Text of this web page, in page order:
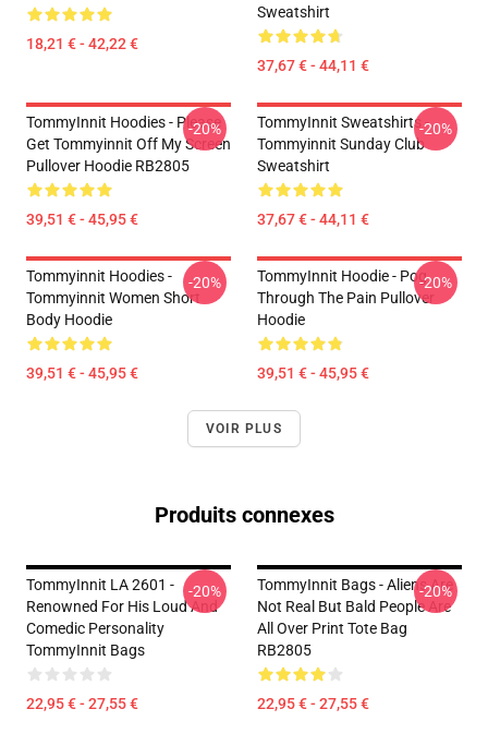
18,21 € - 42,22 €
Sweatshirt
37,67 € - 44,11 €
TommyInnit Hoodies - Please
Get Tommyinnit Off My Screen
Pullover Hoodie RB2805
39,51 € - 45,95 €
-20%
TommyInnit Sweatshirts -
Tommyinnit Sunday Club
Sweatshirt
37,67 € - 44,11 €
-20%
Tommyinnit Hoodies -
Tommyinnit Women Short
Body Hoodie
39,51 € - 45,95 €
-20%
TommyInnit Hoodie - Pog
Through The Pain Pullover
Hoodie
39,51 € - 45,95 €
-20%
VOIR PLUS
Produits connexes
TommyInnit LA 2601 -
Renowned For His Loud And
Comedic Personality
TommyInnit Bags
22,95 € - 27,55 €
-20%
TommyInnit Bags - Aliens Are
Not Real But Bald People Are
All Over Print Tote Bag
RB2805
22,95 € - 27,55 €
-20%